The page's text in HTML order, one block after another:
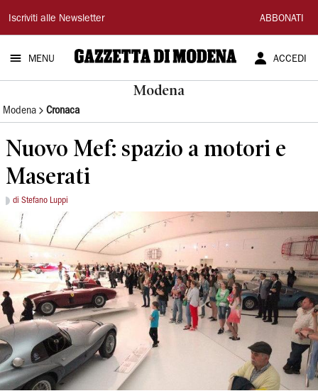
Gazzetta
di
Modena
Iscriviti alle Newsletter ABBONATI
MENU ACCEDI
Modena
Modena Cronaca
Nuovo Mef: spazio a motori e
Maserati
di Stefano Luppi